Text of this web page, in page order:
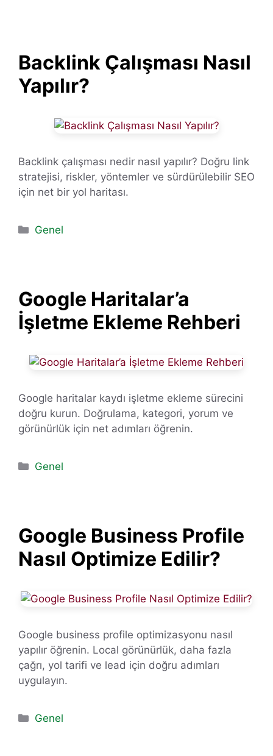
Backlink Çalışması Nasıl
Yapılır?
Backlink çalışması nedir nasıl yapılır? Doğru link
stratejisi, riskler, yöntemler ve sürdürülebilir SEO
için net bir yol haritası.
Kategoriler
Genel
Google Haritalar’a
İşletme Ekleme Rehberi
Google haritalar kaydı işletme ekleme sürecini
doğru kurun. Doğrulama, kategori, yorum ve
görünürlük için net adımları öğrenin.
Kategoriler
Genel
Google Business Profile
Nasıl Optimize Edilir?
Google business profile optimizasyonu nasıl
yapılır öğrenin. Local görünürlük, daha fazla
çağrı, yol tarifi ve lead için doğru adımları
uygulayın.
Kategoriler
Genel